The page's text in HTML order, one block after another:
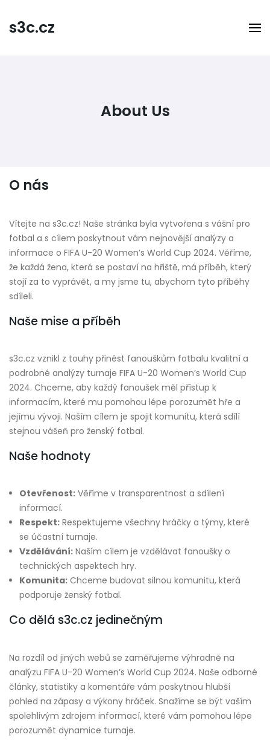
content
s3c.cz
About Us
O nás
Vítejte na s3c.cz! Naše stránka byla vytvořena s vášní pro
fotbal a s cílem poskytnout vám nejnovější analýzy a
informace o FIFA U-20 Women’s World Cup 2024. Věříme,
že každá žena, která se postaví na hřiště, má příběh, který
stojí za to vyprávět, a my jsme tu, abychom tyto příběhy
sdíleli.
Naše mise a příběh
s3c.cz vznikl z touhy přinést fanouškům fotbalu kvalitní a
podrobné analýzy turnaje FIFA U-20 Women’s World Cup
2024. Chceme, aby každý fanoušek měl přístup k
informacím, které mu pomohou lépe porozumět hře a
jejímu vývoji. Naším cílem je spojit komunitu, která sdílí
stejnou vášeň pro ženský fotbal.
Naše hodnoty
Otevřenost: Věříme v transparentnost a sdílení
informací.
Respekt: Respektujeme všechny hráčky a týmy, které
se účastní turnaje.
Vzdělávání: Naším cílem je vzdělávat fanoušky o
technických aspektech hry.
Komunita: Chceme budovat silnou komunitu, která
podporuje ženský fotbal.
Co dělá s3c.cz jedinečným
Na rozdíl od jiných webů se zaměřujeme výhradně na
analýzu FIFA U-20 Women’s World Cup 2024. Naše odborné
články, statistiky a komentáře vám poskytnou hlubší
pohled na zápasy a výkony hráček. Snažíme se být vaším
spolehlivým zdrojem informací, které vám pomohou lépe
porozumět dynamice turnaje.